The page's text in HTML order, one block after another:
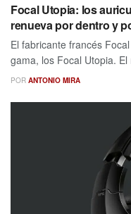
Focal Utopia: los
renueva por dentro y
El fabricante francés
gama, los Focal Utopia.
POR ANTONIO MIRA